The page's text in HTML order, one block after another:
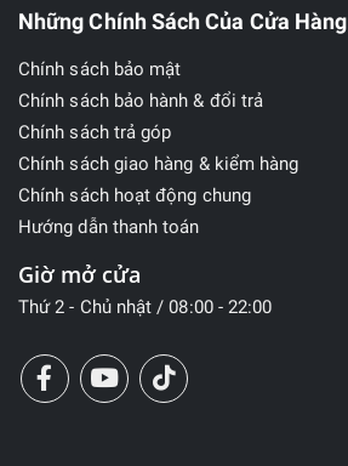
Những Chính Sách Của Cửa Hàng
Chính sách bảo mật
Chính sách bảo hành & đổi trả
Chính sách trả góp
Chính sách giao hàng & kiểm hàng
Chính sách hoạt động chung
Hướng dẫn thanh toán
Giờ mở cửa
Thứ 2 - Chủ nhật / 08:00 - 22:00